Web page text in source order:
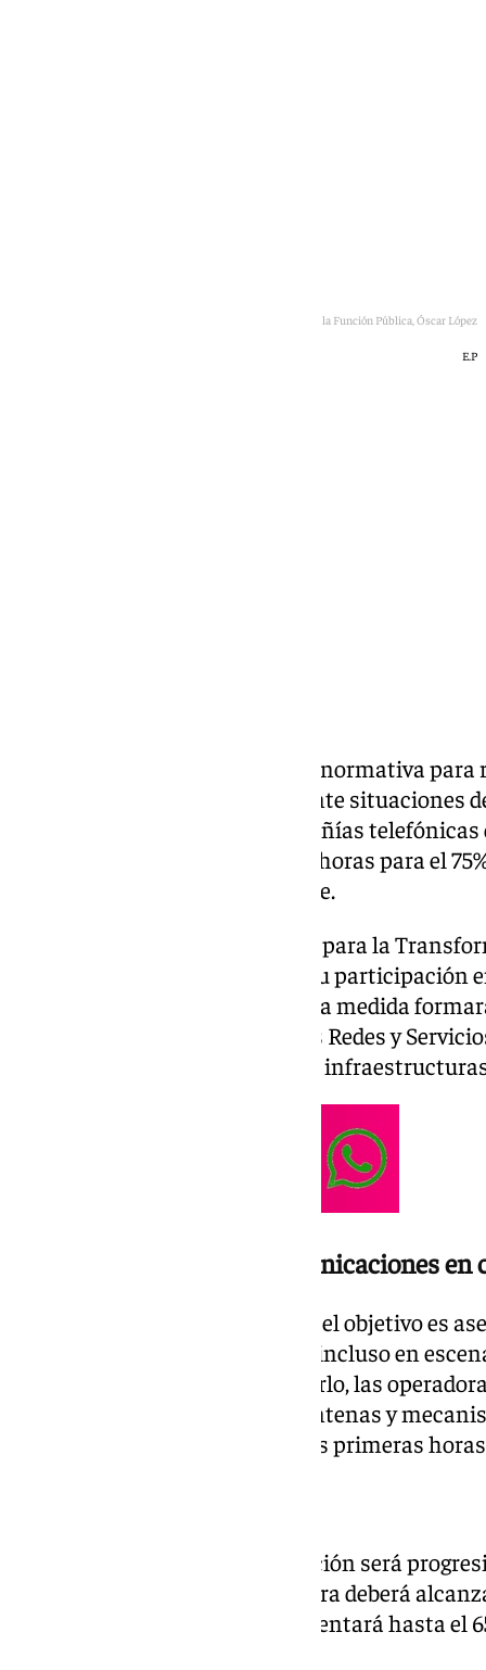
Imagen del ministro para la Transformación Digital y de la Función Pública, Óscar López
E.P
El Gobierno prepara una nueva normativa
redes de telecomunicaciones ante situaciones
principales medidas, las compañías
móvil durante al menos cuatro horas para el
apagón eléctrico de gran alcance.
Así lo ha anunciado el ministro para la
Pública, Óscar López, durante su participación
Summit, celebrado en Madrid. La medida
de Seguridad y Resiliencia de las Redes y
Electrónicas y de determinadas
Buscan garantizar las comunicaciones en
Según ha explicado el ministro, el objetivo es
puedan seguir comunicándose incluso en
suministro eléctrico. Para lograrlo, las
de respaldo, baterías para las antenas y
mantener el servicio durante las primeras
La implantación de esta obligación será
vigencia de la norma, la cobertura deberá
segundo año el porcentaje aumentará hasta el